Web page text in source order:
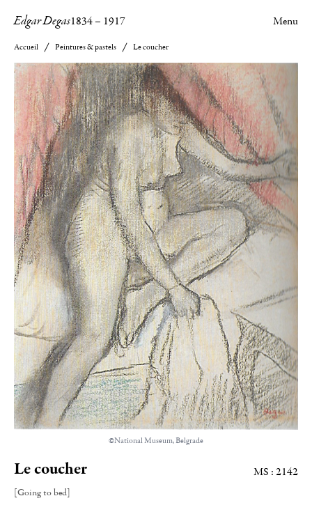
Edgar Degas1834– 1917 Menu
Accueil Peintures & pastels Le coucher
©National Museum, Belgrade
Le coucher
[Going to bed]
MS : 2142